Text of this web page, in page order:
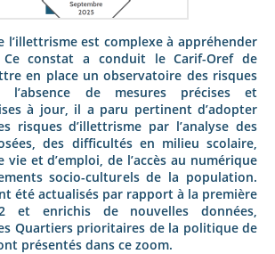
l’illettrisme est complexe à appréhender
Ce constat a conduit le Carif-Oref de
en place un observatoire des risques
l’absence de mesures précises et
à jour, il a paru pertinent d’adopter
risques d’illettrisme par l’analyse des
des difficultés en milieu scolaire,
et d’emploi, de l’accès au numérique
socio-culturels de la population.
été actualisés par rapport à la première
et enrichis de nouvelles données,
Quartiers prioritaires de la politique de
présentés dans ce zoom.